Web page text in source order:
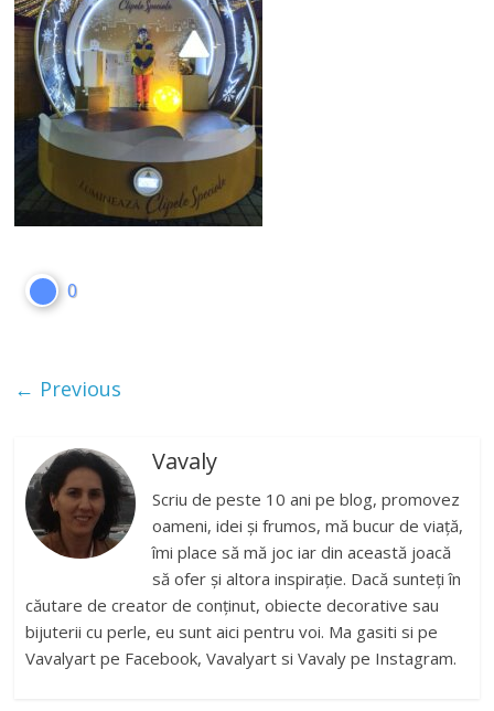
0
← Previous
Vavaly
Scriu de peste 10 ani pe blog, promovez
oameni, idei și frumos, mă bucur de viață,
îmi place să mă joc iar din această joacă
să ofer și altora inspirație. Dacă sunteți în
căutare de creator de conținut, obiecte decorative sau
bijuterii cu perle, eu sunt aici pentru voi. Ma gasiti si pe
Vavalyart pe Facebook, Vavalyart si Vavaly pe Instagram.